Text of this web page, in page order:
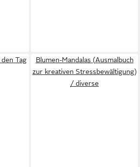
Tag
Blumen-Mandalas (Ausmalbuch
zur kreativen Stressbewältigung)
/ diverse